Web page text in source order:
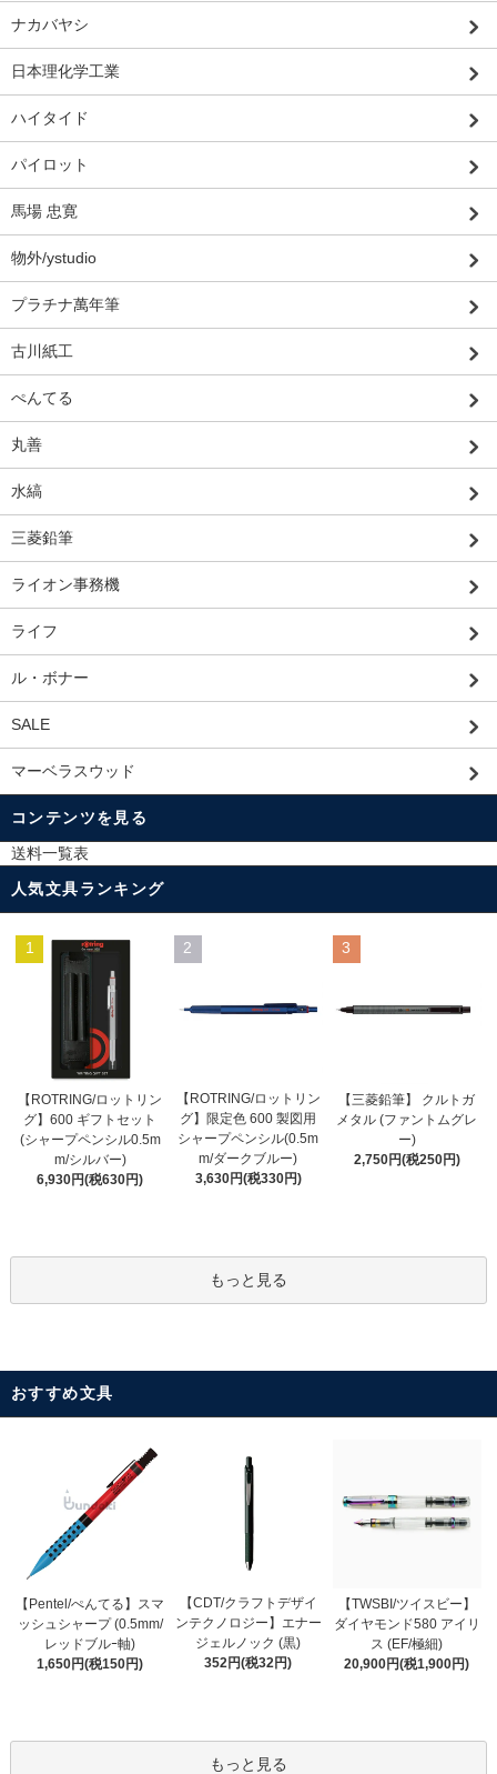
ナカバヤシ
日本理化学工業
ハイタイド
パイロット
馬場 忠寛
物外/ystudio
プラチナ萬年筆
古川紙工
ぺんてる
丸善
水縞
三菱鉛筆
ライオン事務機
ライフ
ル・ボナー
SALE
マーベラスウッド
コンテンツを見る
送料一覧表
人気文具ランキング
1
【ROTRING/ロットリン
グ】600 ギフトセット
(シャープペンシル0.5m
m/シルバー)
6,930円(税630円)
2
【ROTRING/ロットリン
グ】限定色 600 製図用
シャープペンシル(0.5m
m/ダークブルー)
3,630円(税330円)
3
【三菱鉛筆】 クルトガ
メタル (ファントムグレ
ー)
2,750円(税250円)
もっと見る
おすすめ文具
【Pentel/ぺんてる】スマ
ッシュシャープ (0.5mm/
レッドブルｰ軸)
1,650円(税150円)
【CDT/クラフトデザイ
ンテクノロジー】エナー
ジェルノック (黒)
352円(税32円)
【TWSBI/ツイスビー】
ダイヤモンド580 アイリ
ス (EF/極細)
20,900円(税1,900円)
もっと見る